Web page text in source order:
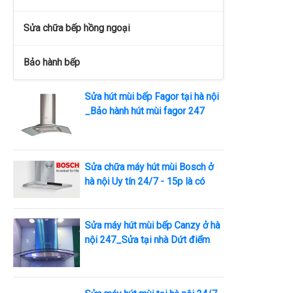
Sửa chữa bếp hồng ngoại
Bảo hành bếp
Sửa hút mùi bếp Fagor tại hà nội
_Bảo hành hút mùi fagor 247
Sửa chữa máy hút mùi Bosch ở
hà nội Uy tín 24/7 - 15p là có
Sửa máy hút mùi bếp Canzy ở hà
nội 247_Sửa tại nhà Dứt điểm